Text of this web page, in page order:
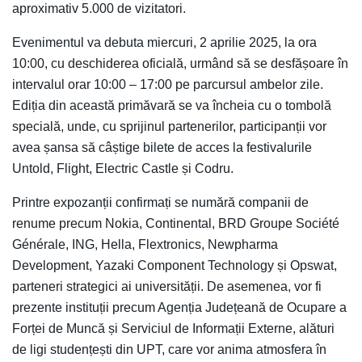
aproximativ 5.000 de vizitatori.
Evenimentul va debuta miercuri, 2 aprilie 2025, la ora
10:00, cu deschiderea oficială, urmând să se desfășoare în
intervalul orar 10:00 – 17:00 pe parcursul ambelor zile.
Ediția din această primăvară se va încheia cu o tombolă
specială, unde, cu sprijinul partenerilor, participanții vor
avea șansa să câștige bilete de acces la festivalurile
Untold, Flight, Electric Castle și Codru.
Printre expozanții confirmați se numără companii de
renume precum Nokia, Continental, BRD Groupe Société
Générale, ING, Hella, Flextronics, Newpharma
Development, Yazaki Component Technology și Opswat,
parteneri strategici ai universității. De asemenea, vor fi
prezente instituții precum Agenția Județeană de Ocupare a
Forței de Muncă și Serviciul de Informații Externe, alături
de ligi studențești din UPT, care vor anima atmosfera în